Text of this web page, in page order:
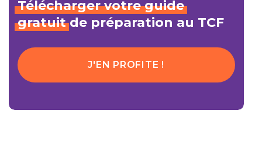
Télécharger votre guide
gratuitde préparation au TCF
J'EN PROFITE !